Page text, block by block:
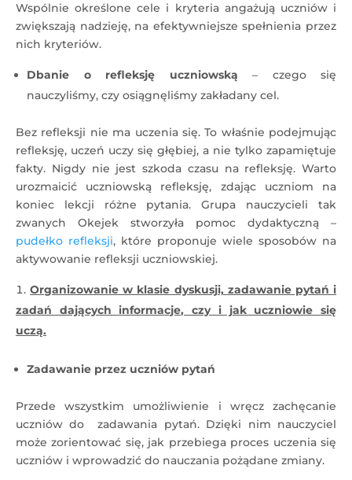
Wspólnie określone cele i kryteria angażują uczniów i
zwiększają nadzieję, na efektywniejsze spełnienia przez
nich kryteriów.
Dbanie o refleksję uczniowską – czego się
nauczyliśmy, czy osiągnęliśmy zakładany cel.
Bez refleksji nie ma uczenia się. To właśnie podejmując
refleksję, uczeń uczy się głębiej, a nie tylko zapamiętuje
fakty. Nigdy nie jest szkoda czasu na refleksję. Warto
urozmaicić uczniowską refleksję, zdając uczniom na
koniec lekcji różne pytania. Grupa nauczycieli tak
zwanych Okejek stworzyła pomoc dydaktyczną –
pudełko refleksji, które proponuje wiele sposobów na
aktywowanie refleksji uczniowskiej.
Organizowanie w klasie dyskusji, zadawanie pytań i
zadań dających informacje, czy i jak uczniowie się
uczą.
Zadawanie przez uczniów pytań
Przede wszystkim umożliwienie i wręcz zachęcanie
uczniów do zadawania pytań. Dzięki nim nauczyciel
może zorientować się, jak przebiega proces uczenia się
uczniów i wprowadzić do nauczania pożądane zmiany.